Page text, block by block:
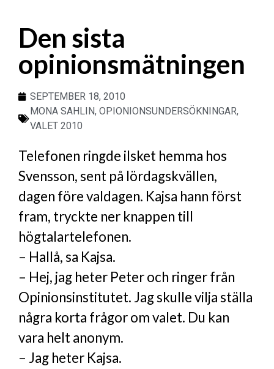
Den sista
opinionsmätningen
SEPTEMBER 18, 2010
MONA SAHLIN, OPIONIONSUNDERSÖKNINGAR,
VALET 2010
Telefonen ringde ilsket hemma hos
Svensson, sent på lördagskvällen,
dagen före valdagen. Kajsa hann först
fram, tryckte ner knappen till
högtalartelefonen.
– Hallå, sa Kajsa.
– Hej, jag heter Peter och ringer från
Opinionsinstitutet. Jag skulle vilja ställa
några korta frågor om valet. Du kan
vara helt anonym.
– Jag heter Kajsa.